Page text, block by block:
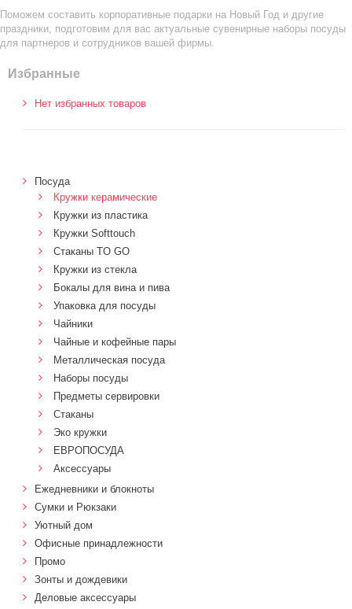
Поможем составить корпоративные подарки на Новый Год и другие
праздники, подготовим для вас актуальные сувенирные наборы посуды
для партнеров и сотрудников вашей фирмы.
Избранные
Нет избранных товаров
Посуда
Кружки керамические
Кружки из пластика
Кружки Softtouch
Стаканы TO GO
Кружки из стекла
Бокалы для вина и пива
Упаковка для посуды
Чайники
Чайные и кофейные пары
Металлическая посуда
Наборы посуды
Предметы сервировки
Стаканы
Эко кружки
ЕВРОПОСУДА
Аксессуары
Ежедневники и блокноты
Сумки и Рюкзаки
Уютный дом
Офисные принадлежности
Промо
Зонты и дождевики
Деловые аксессуары